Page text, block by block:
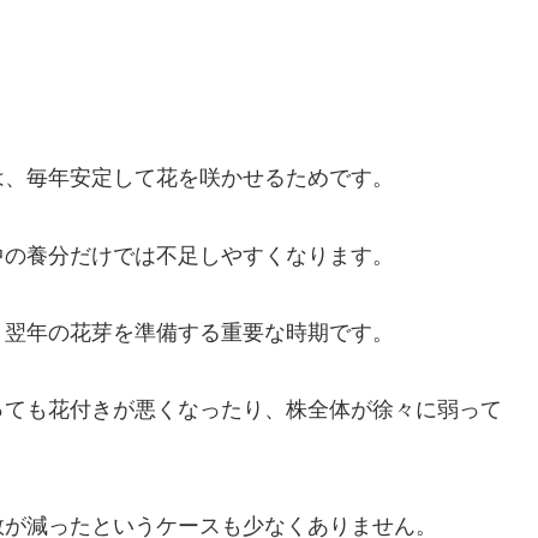
毎年安定して花を咲かせるためです。
養分だけでは不足しやすくなります。
年の花芽を準備する重要な時期です。
も花付きが悪くなったり、株全体が徐々に弱って
減ったというケースも少なくありません。